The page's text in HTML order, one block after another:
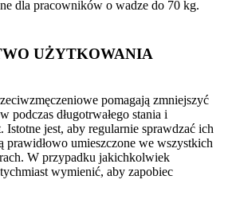
dla pracowników o wadze do 70 kg.
UŻYTKOWANIA
pomagają zmniejszyć
podczas długotrwałego stania i
jest, aby regularnie sprawdzać ich
prawidłowo umieszczone we wszystkich
W przypadku jakichkolwiek
wymienić, aby zapobiec